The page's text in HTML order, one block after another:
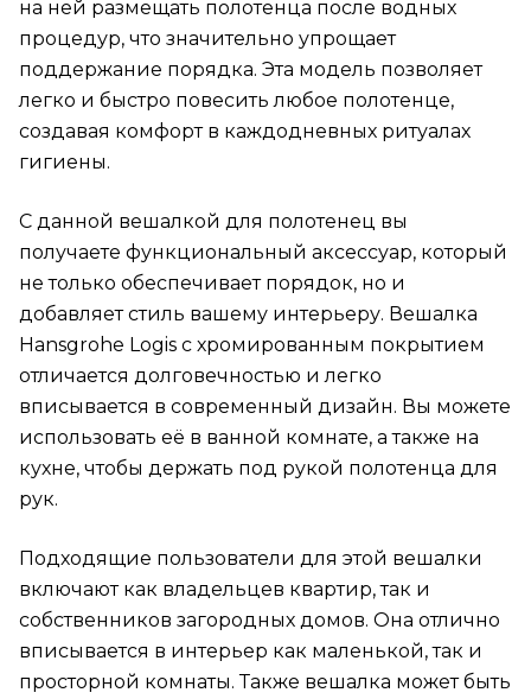
на ней размещать полотенца после водных
процедур, что значительно упрощает
поддержание порядка. Эта модель позволяет
легко и быстро повесить любое полотенце,
создавая комфорт в каждодневных ритуалах
гигиены.
С данной вешалкой для полотенец вы
получаете функциональный аксессуар, который
не только обеспечивает порядок, но и
добавляет стиль вашему интерьеру. Вешалка
Hansgrohe Logis с хромированным покрытием
отличается долговечностью и легко
вписывается в современный дизайн. Вы можете
использовать её в ванной комнате, а также на
кухне, чтобы держать под рукой полотенца для
рук.
Подходящие пользователи для этой вешалки
включают как владельцев квартир, так и
собственников загородных домов. Она отлично
вписывается в интерьер как маленькой, так и
просторной комнаты. Также вешалка может быть